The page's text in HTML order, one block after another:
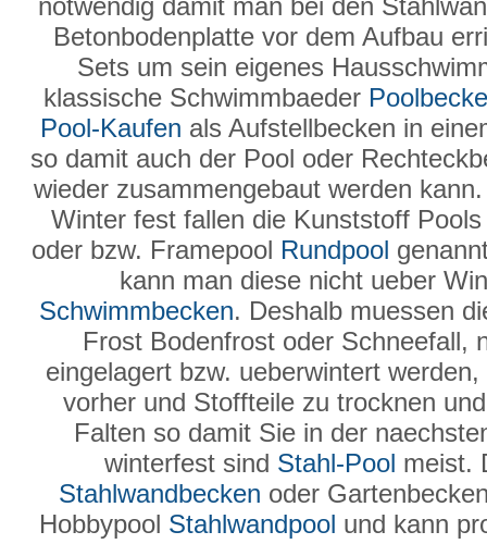
Betonbodenplatte vor dem Aufbau
Sets um sein eigenes
klassische Schwimmbaeder
Pool-Kaufen als Aufstellbecken in
so damit auch der Pool oder
wieder zusammengebaut werden
Winter fest fallen die Kunststoff
oder bzw. Framepool Rundpool
kann man diese nicht ueber
Schwimmbecken. Deshalb muessen
Frost Bodenfrost oder Schneefall,
eingelagert bzw. ueberwintert
vorher und Stoffteile zu trocknen
Falten so damit Sie in der
winterfest sind Stahl-Pool meist.
Stahlwandbecken oder
Hobbypool Stahlwandpool und kann